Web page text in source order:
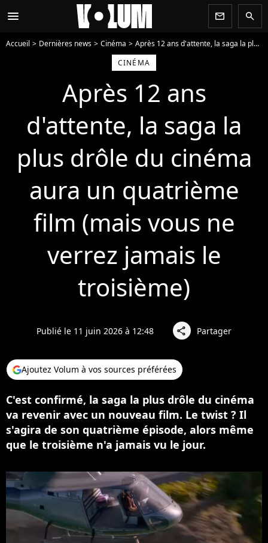
menu newsletter search
Accueil Dernières news Cinéma
Après 12 ans d'attente, la saga la plus drôle du cinéma aura un quatrième film (mais vous ne verrez jamais le troisième)
CINÉMA
Après 12 ans
d'attente, la saga la
plus drôle du cinéma
aura un quatrième
film (mais vous ne
verrez jamais le
troisième)
Publié le 11 juin 2026 à 12:48 share Partager
Ajoutez Volum à vos sources préférées
C'est confirmé, la saga la plus drôle du cinéma
va revenir avec un nouveau film. Le twist ? Il
s'agira de son quatrième épisode, alors même
que le troisième n'a jamais vu le jour.